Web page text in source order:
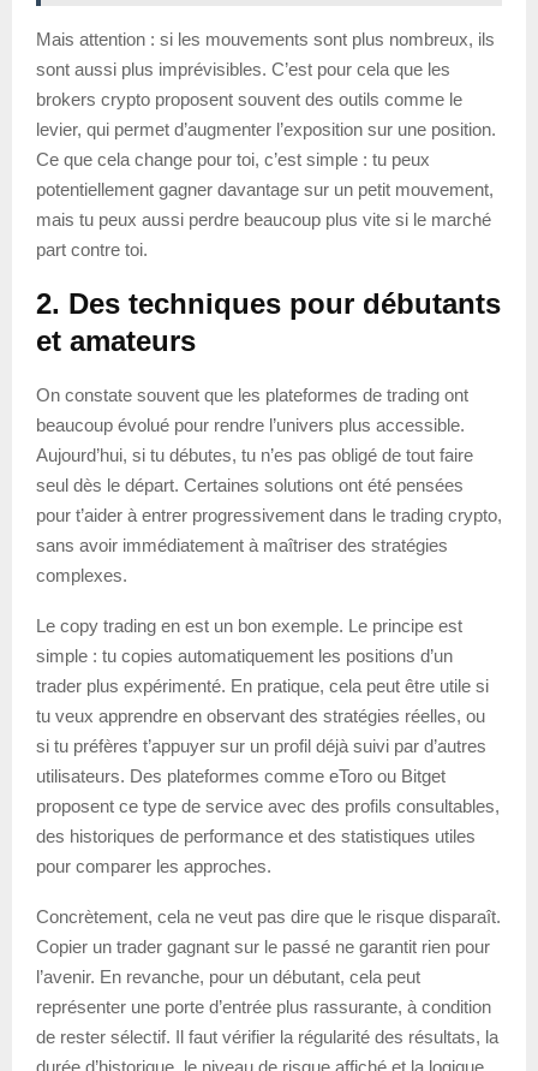
Mais attention : si les mouvements sont plus nombreux, ils
sont aussi plus imprévisibles. C’est pour cela que les
brokers crypto proposent souvent des outils comme le
levier, qui permet d’augmenter l’exposition sur une position.
Ce que cela change pour toi, c’est simple : tu peux
potentiellement gagner davantage sur un petit mouvement,
mais tu peux aussi perdre beaucoup plus vite si le marché
part contre toi.
2. Des techniques pour débutants
et amateurs
On constate souvent que les plateformes de trading ont
beaucoup évolué pour rendre l’univers plus accessible.
Aujourd’hui, si tu débutes, tu n’es pas obligé de tout faire
seul dès le départ. Certaines solutions ont été pensées
pour t’aider à entrer progressivement dans le trading crypto,
sans avoir immédiatement à maîtriser des stratégies
complexes.
Le copy trading en est un bon exemple. Le principe est
simple : tu copies automatiquement les positions d’un
trader plus expérimenté. En pratique, cela peut être utile si
tu veux apprendre en observant des stratégies réelles, ou
si tu préfères t’appuyer sur un profil déjà suivi par d’autres
utilisateurs. Des plateformes comme eToro ou Bitget
proposent ce type de service avec des profils consultables,
des historiques de performance et des statistiques utiles
pour comparer les approches.
Concrètement, cela ne veut pas dire que le risque disparaît.
Copier un trader gagnant sur le passé ne garantit rien pour
l’avenir. En revanche, pour un débutant, cela peut
représenter une porte d’entrée plus rassurante, à condition
de rester sélectif. Il faut vérifier la régularité des résultats, la
durée d’historique, le niveau de risque affiché et la logique